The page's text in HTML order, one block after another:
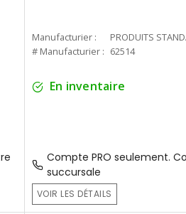
Manufacturier :
PRODUITS
# Manufacturier : 62514
En inventaire
Compte PRO seulement.
succursale
VOIR LES DÉTAILS